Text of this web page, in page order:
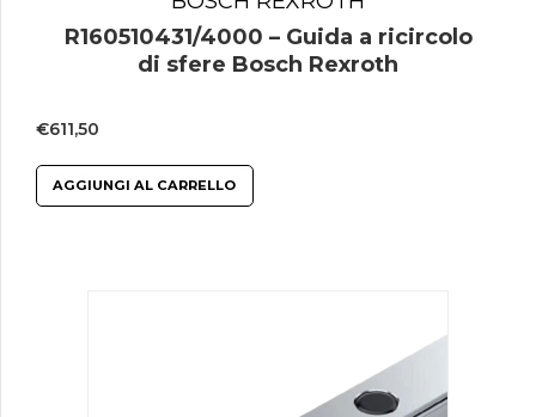
R160510431/4000 – Guida a ricircolo
di sfere Bosch Rexroth
€611,50
AGGIUNGI AL CARRELLO